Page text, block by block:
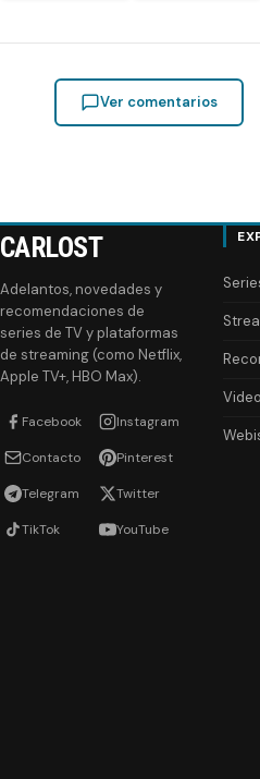
Ver comentarios
CARLOST
Adelantos, novedades y
recomendaciones de
series de TV y plataformas
de streaming (como Netflix,
Apple TV+, HBO Max).
Facebook Instagram
Contacto Pinterest
Telegram Twitter
TikTok YouTube